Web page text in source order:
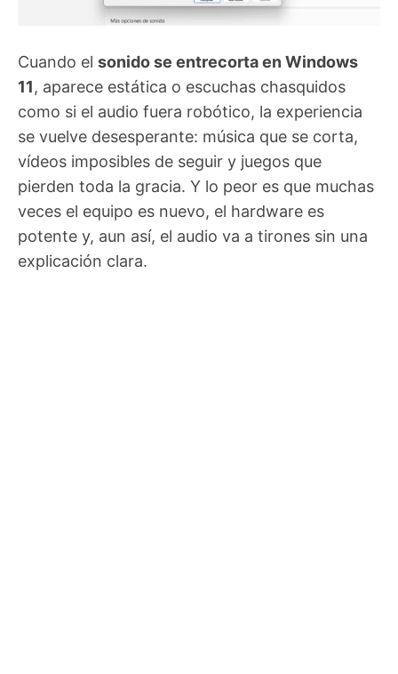
Cuando el sonido se entrecorta en Windows
11, aparece estática o escuchas chasquidos
como si el audio fuera robótico, la experiencia
se vuelve desesperante: música que se corta,
vídeos imposibles de seguir y juegos que
pierden toda la gracia. Y lo peor es que muchas
veces el equipo es nuevo, el hardware es
potente y, aun así, el audio va a tirones sin una
explicación clara.